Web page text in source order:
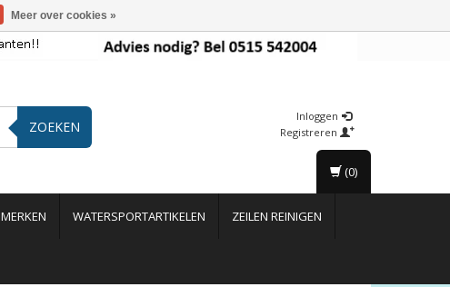
ZOEKEN
Inloggen
Registreren
MERKEN WATERSPORTARTIKELEN ZEILEN REINIGEN
(0)
Meer over cookies »